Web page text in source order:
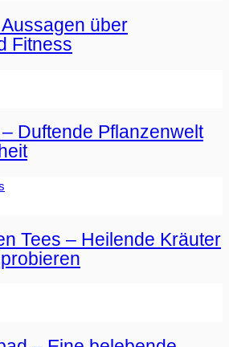
über
Fitness
Duftende Pflanzenwelt
Tees – Heilende Kräuter